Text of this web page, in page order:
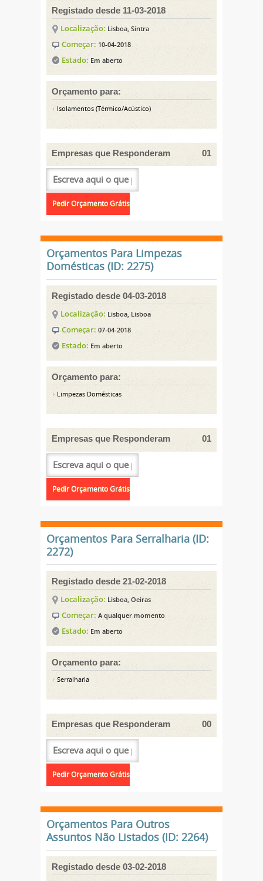
Registado desde 11-03-2018
Localização: Lisboa, Sintra
Começar: 10-04-2018
Estado: Em aberto
Orçamento para:
Isolamentos (Térmico/Acústico)
Empresas que Responderam 01
Orçamentos Para Limpezas
Domésticas (ID: 2275)
Registado desde 04-03-2018
Localização: Lisboa, Lisboa
Começar: 07-04-2018
Estado: Em aberto
Orçamento para:
Limpezas Domésticas
Empresas que Responderam 01
Orçamentos Para Serralharia (ID:
2272)
Registado desde 21-02-2018
Localização: Lisboa, Oeiras
Começar: A qualquer momento
Estado: Em aberto
Orçamento para:
Serralharia
Empresas que Responderam 00
Orçamentos Para Outros
Assuntos Não Listados (ID: 2264)
Registado desde 03-02-2018